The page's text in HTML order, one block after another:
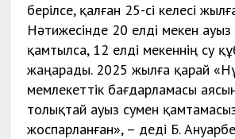
берілсе, қалған 25-сі келесі
Нәтижесінде 20 елді мекен ауыз
қамтылса, 12 елді мекеннің су
жаңарады. 2025 жылға қарай
мемлекеттік бағдарламасы
толықтай ауыз сумен
жоспарланған», – деді Б.